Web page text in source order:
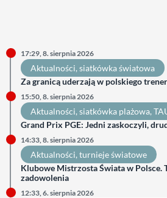
17:29, 8. sierpnia 2026
Aktualności, siatkówka światowa
Za granicą uderzają w polskiego
15:50, 8. sierpnia 2026
Aktualności, siatkówka plażowa,
Grand Prix PGE: Jedni zaskoczyli,
14:33, 8. sierpnia 2026
Aktualności, turnieje światowe
Klubowe Mistrzosta Świata w Polsce.
zadowolenia
12:33, 6. sierpnia 2026